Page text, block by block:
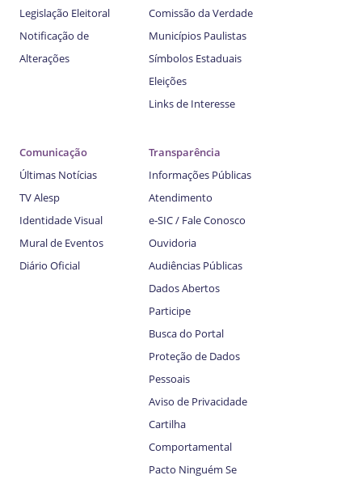
Legislação Eleitoral
Notificação de
Alterações
Comissão da Verdade
Municípios Paulistas
Símbolos Estaduais
Eleições
Links de Interesse
Comunicação
Últimas Notícias
TV Alesp
Identidade Visual
Mural de Eventos
Diário Oficial
Transparência
Informações Públicas
Atendimento
e-SIC / Fale Conosco
Ouvidoria
Audiências Públicas
Dados Abertos
Participe
Busca do Portal
Proteção de Dados
Pessoais
Aviso de Privacidade
Cartilha
Comportamental
Pacto Ninguém Se